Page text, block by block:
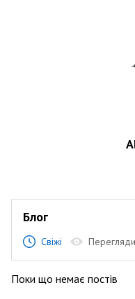
Блог
Свіжі Перегляди
Поки що немає постів